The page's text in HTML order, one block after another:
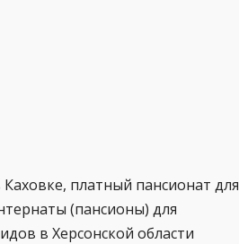
платный пансионат для
(пансионы) для
в Херсонской области